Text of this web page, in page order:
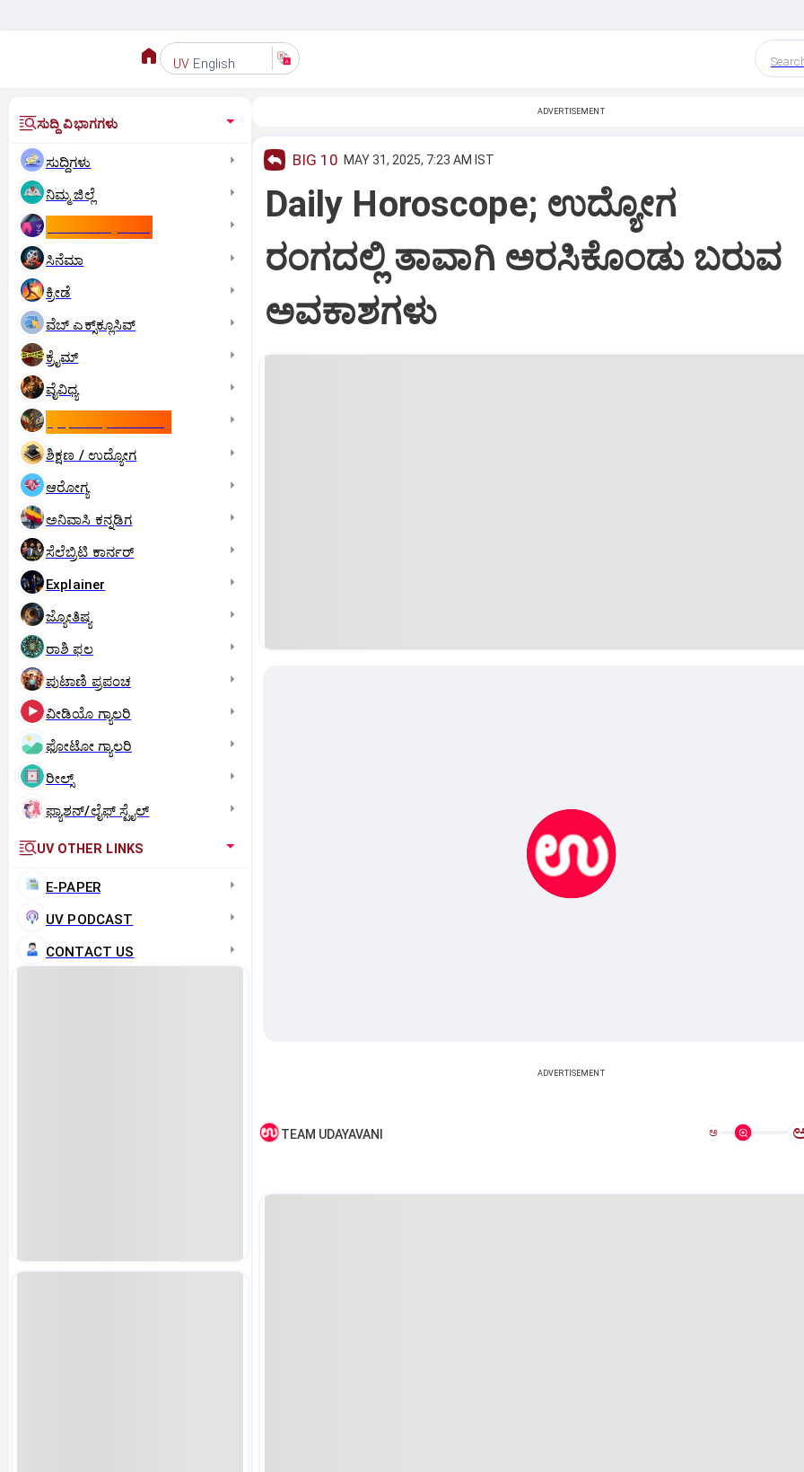
UV English
ಸುದ್ದಿ ವಿಭಾಗಗಳು
ಸುದ್ದಿಗಳು
ನಿಮ್ಮ ಜಿಲ್ಲೆ
ಸಿನೆಮಾ
ಕ್ರೀಡೆ
ವೆಬ್ ಎಕ್ಸ್‌ಕ್ಲೂಸಿವ್
ಕ್ರೈಮ್
ವೈವಿಧ್ಯ
ಶಿಕ್ಷಣ / ಉದ್ಯೋಗ
ಆರೋಗ್ಯ
ಅನಿವಾಸಿ ಕನ್ನಡಿಗ
ಸೆಲೆಬ್ರಿಟಿ ಕಾರ್ನರ್‌
Explainer
ಜ್ಯೋತಿಷ್ಯ
ರಾಶಿ ಫಲ
ಪುಟಾಣಿ ಪ್ರಪಂಚ
ವೀಡಿಯೊ ಗ್ಯಾಲರಿ
ಫೋಟೋ ಗ್ಯಾಲರಿ
ರೀಲ್ಸ್
ಫ್ಯಾಶನ್/ಲೈಫ್‌ ಸ್ಟೈಲ್
UV OTHER LINKS
E-PAPER
UV PODCAST
CONTACT US
ADVERTISEMENT
BIG 10 MAY 31, 2025, 7:23 AM IST
Daily Horoscope; ಉದ್ಯೋಗ
ರಂಗದಲ್ಲಿ ತಾವಾಗಿ ಅರಸಿಕೊಂಡು ಬರುವ
ಅವಕಾಶಗಳು
ADVERTISEMENT
TEAM UDAYAVANI ಅ